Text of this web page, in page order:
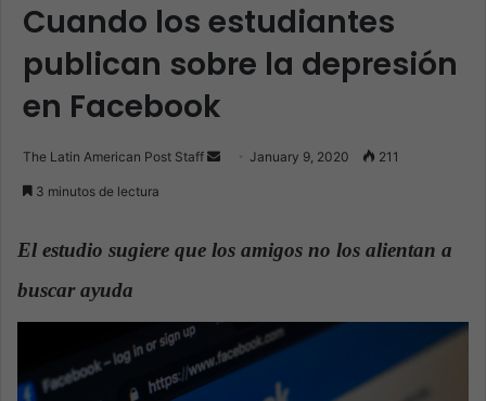
Cuando los estudiantes
publican sobre la depresión
en Facebook
The Latin American Post Staff
a
a
January 9, 2020 211
3 minutos de lectura
El estudio sugiere que los amigos no los alientan a
buscar ayuda